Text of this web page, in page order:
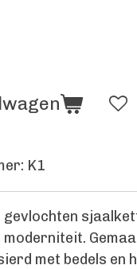
K1
gevlochten
moderniteit.
met bedels